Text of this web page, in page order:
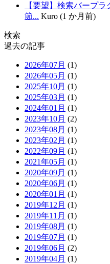
【要望】検索バープ
節... Kuro (1 か月前)
検索
過去の記事
2026年07月 (1)
2026年05月 (1)
2025年10月 (1)
2025年03月 (1)
2024年01月 (1)
2023年10月 (2)
2023年08月 (1)
2023年02月 (1)
2022年09月 (1)
2021年05月 (1)
2020年09月 (1)
2020年06月 (1)
2020年01月 (1)
2019年12月 (1)
2019年11月 (1)
2019年08月 (1)
2019年07月 (1)
2019年06月 (2)
2019年04月 (1)